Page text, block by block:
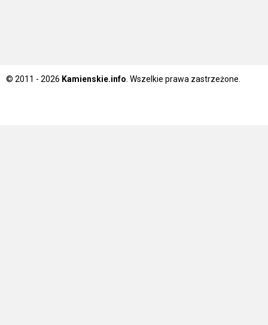
© 2011 - 2026 Kamienskie.info . Wszelkie prawa zastrzeżone.